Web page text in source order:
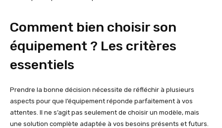
Comment bien choisir son
équipement ? Les critères
essentiels
Prendre la bonne décision nécessite de réfléchir à plusieurs
aspects pour que l’équipement réponde parfaitement à vos
attentes. Il ne s’agit pas seulement de choisir un modèle, mais
une solution complète adaptée à vos besoins présents et futurs.